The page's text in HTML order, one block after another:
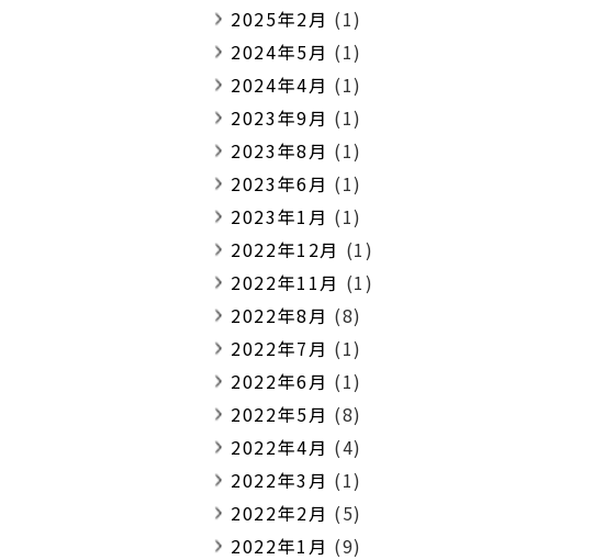
2025年2月 (1)
2024年5月 (1)
2024年4月 (1)
2023年9月 (1)
2023年8月 (1)
2023年6月 (1)
2023年1月 (1)
2022年12月 (1)
2022年11月 (1)
2022年8月 (8)
2022年7月 (1)
2022年6月 (1)
2022年5月 (8)
2022年4月 (4)
2022年3月 (1)
2022年2月 (5)
2022年1月 (9)